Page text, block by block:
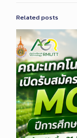
Related posts